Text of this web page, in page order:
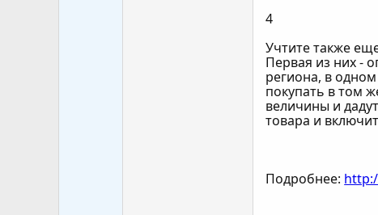
4
Учтите также
Первая из них -
региона, в
покупать в том
величины и
товара и
Подробнее: